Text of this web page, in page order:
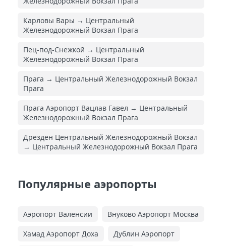
Карловы Вары → Центральный
Железнодорожный Вокзал Прага
Пец-под-Снежкой → Центральный
Железнодорожный Вокзал Прага
Прага → Центральный Железнодорожный Вокзал
Прага
Прага Аэропорт Вацлав Гавел → Центральный
Железнодорожный Вокзал Прага
Дрезден Центральный Железнодорожный Вокзал
→ Центральный Железнодорожный Вокзал Прага
Популярные аэропорты
Аэропорт Валенсии Внуково Аэропорт Москва
Хамад Аэропорт Доха Дублин Аэропорт